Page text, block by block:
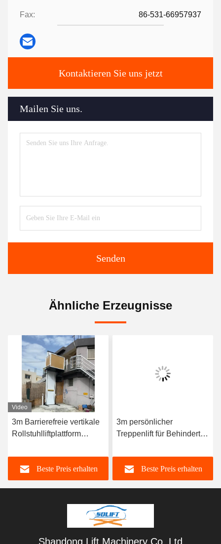
Fax: 86-531-66957937
Kontaktieren Sie uns jetzt
Mailen Sie uns.
Senden
Ähnliche Erzeugnisse
Video
3m Barrierefreie vertikale
Rollstuhlliftplattform
Behinderte
Beste Preis erhalten
3m persönlicher
Treppenlift für Behinderte
Rollstuhlplattformen für
WohnungenBeste Preis erhalten
Shandong Lift Machinery Co.,Ltd